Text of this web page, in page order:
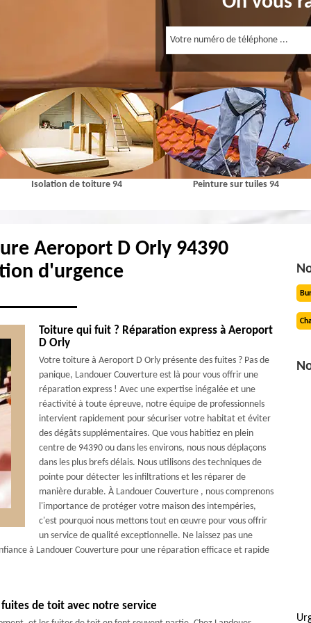
Isolation de toiture 94 Peinture sur tuiles 94
Aeroport D Orly 94390
d'urgence
Toiture qui fuit ? Réparation express à Aeroport
D Orly
Votre toiture à Aeroport D Orly présente des fuites ? Pas de
panique, Landouer Couverture est là pour vous offrir une
réparation express ! Avec une expertise inégalée et une
réactivité à toute épreuve, notre équipe de professionnels
intervient rapidement pour sécuriser votre habitat et éviter
des dégâts supplémentaires. Que vous habitiez en plein
centre de 94390 ou dans les environs, nous nous déplaçons
dans les plus brefs délais. Nous utilisons des techniques de
pointe pour détecter les infiltrations et les réparer de
manière durable. À Landouer Couverture , nous comprenons
l'importance de protéger votre maison des intempéries,
c'est pourquoi nous mettons tout en œuvre pour vous offrir
un service de qualité exceptionnelle. Ne laissez pas une
à Landouer Couverture pour une réparation efficace et rapide
de toit avec notre service